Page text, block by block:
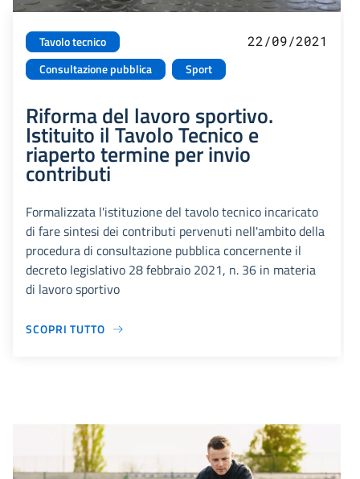
Tavolo tecnico
Consultazione pubblica
Sport
22/09/2021
Riforma del lavoro sportivo.
Istituito il Tavolo Tecnico e
riaperto termine per invio
contributi
Formalizzata l'istituzione del tavolo tecnico incaricato
di fare sintesi dei contributi pervenuti nell'ambito della
procedura di consultazione pubblica concernente il
decreto legislativo 28 febbraio 2021, n. 36 in materia
di lavoro sportivo
SCOPRI TUTTO